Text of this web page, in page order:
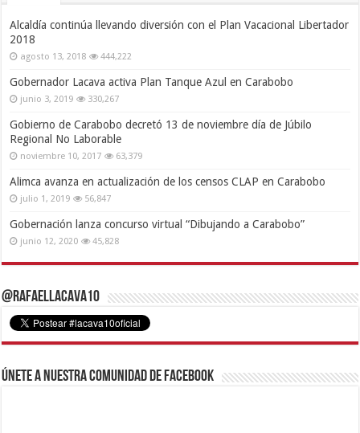
Alcaldía continúa llevando diversión con el Plan Vacacional Libertador
2018
agosto 13, 2018 444,222
Gobernador Lacava activa Plan Tanque Azul en Carabobo
junio 3, 2019 330,267
Gobierno de Carabobo decretó 13 de noviembre día de Júbilo
Regional No Laborable
noviembre 10, 2017 63,379
Alimca avanza en actualización de los censos CLAP en Carabobo
julio 1, 2019 56,847
Gobernación lanza concurso virtual “Dibujando a Carabobo”
junio 12, 2020 45,828
@RafaelLacava10
Únete a nuestra comunidad de Facebook